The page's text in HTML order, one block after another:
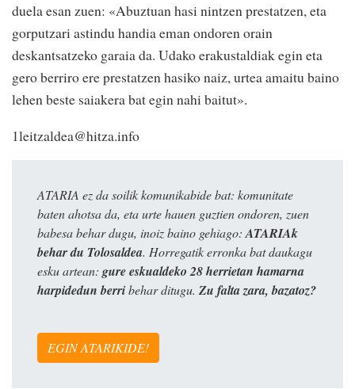
duela esan zuen: «Abuztuan hasi nintzen prestatzen, eta
gorputzari astindu handia eman ondoren orain
deskantsatzeko garaia da. Udako erakustaldiak egin eta
gero berriro ere prestatzen hasiko naiz, urtea amaitu baino
lehen beste saiakera bat egin nahi baitut».
1leitzaldea@hitza.info
ATARIA ez da soilik komunikabide bat: komunitate
baten ahotsa da, eta urte hauen guztien ondoren, zuen
babesa behar dugu, inoiz baino gehiago:ATARIAk
behar du Tolosaldea. Horregatik erronka bat daukagu
esku artean: gure eskualdeko 28 herrietan hamarna
harpidedun berribehar ditugu. Zu falta zara, bazatoz?
EGIN ATARIKIDE!